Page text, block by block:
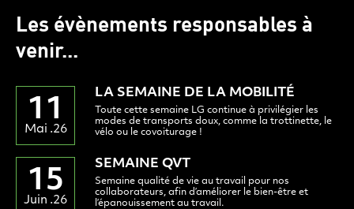
Les évènements responsables à
venir...
11
Mai .26
LA SEMAINE DE LA MOBILITÉ
Toute cette semaine LG continue à privilégier les
modes de transports doux, comme la trottinette, le
vélo ou le covoiturage !
15
Juin .26
SEMAINE QVT
Semaine qualité de vie au travail pour nos
collaborateurs, afin d’améliorer le bien-être et
l’épanouissement au travail.